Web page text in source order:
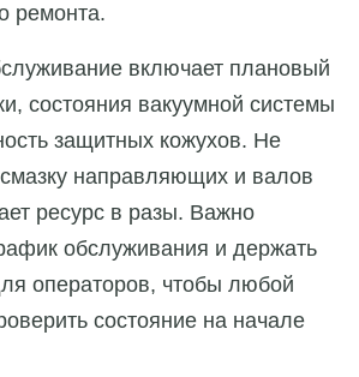
ремонта.
включает плановый
состояния вакуумной системы
защитных кожухов. Не
направляющих и валов
ресурс в разы. Важно
обслуживания и держать
операторов, чтобы любой
состояние на начале